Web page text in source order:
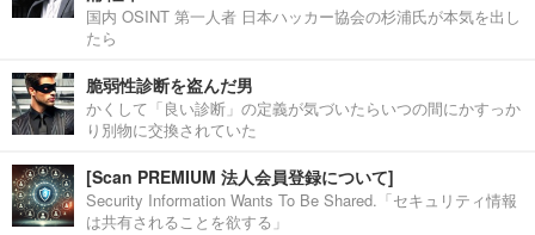
国内 OSINT 第一人者 日本ハッカー協会の杉浦氏が本気を出し
たら
脆弱性診断を盗んだ男
かくして「良い診断」の定義が気づいたらいつの間にかすっか
り別物に交換されていた
[Scan PREMIUM 法人会員登録について]
Security Information Wants To Be Shared.「セキュリティ情報
は共有されることを欲する」